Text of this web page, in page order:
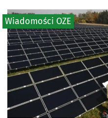
Wiadomości OZE